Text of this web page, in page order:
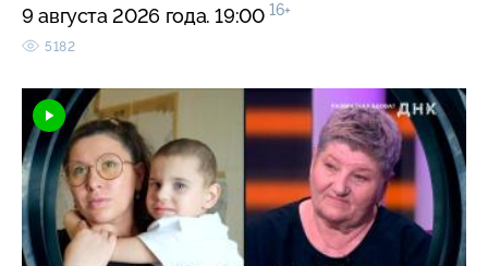
9 августа 2026 года. 19:00 16+
5182